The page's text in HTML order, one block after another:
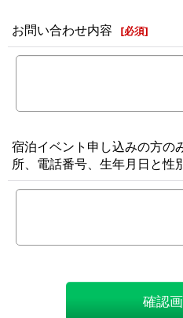
お問い合わせ内容 [必須]
宿泊イベント申し込みの方の
所、電話番号、生年月日と性
確認